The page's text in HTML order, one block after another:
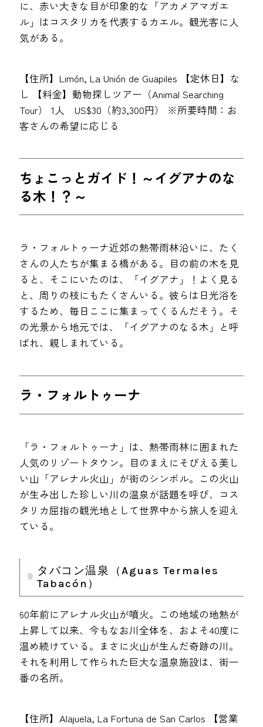
に、赤い大きな目が印象的な「アカメアマガエ
ル」はコスタリカを代表するカエル。観光客に人
気がある。
【住所】Limón, La Unión de Guapiles 【定休日】な
し 【料金】動物探しツアー（Animal Searching
Tour） 1人 US$30（約3,300円） ※所要時間：お
客さんの希望に応じる
ちょこっとガイド！～イグアナのな
る木！？～
ラ・フォルトゥーナ近郊の熱帯雨林沿いに、たく
さんの人たちが集まる橋がある。目の前の木を見
ると、そこにいたのは、「イグアナ」！よく見る
と、周りの枝にもたくさんいる。彼らは日光浴を
するため、毎日ここに集まってくるんだそう。そ
の光景から地元では、「イグアナのなる木」と呼
ばれ、親しまれている。
ラ・フォルトゥーナ
「ラ・フォルトゥーナ」は、熱帯雨林に囲まれた
人気のリゾートタウン。目のまえにそびえる美し
い山「アレナル火山」が街のシンボル。この火山
が生み出した珍しい川の温泉が話題を呼び、コス
タリカ屈指の観光地として世界中から旅人を迎え
ている。
タバコン温泉（Aguas Termales
Tabacón）
60年前にアレナル火山が噴火。この地域の地熱が
上昇して以来、今もなお川全体を、およそ40度に
温め続けている。まさに火山が生んだ奇跡の川。
それを利用して作られた巨大な温泉施設は、街一
番の名所。
【住所】Alajuela, La Fortuna de San Carlos 【営業